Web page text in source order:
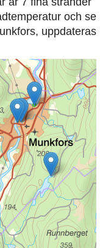
och se
uppdateras